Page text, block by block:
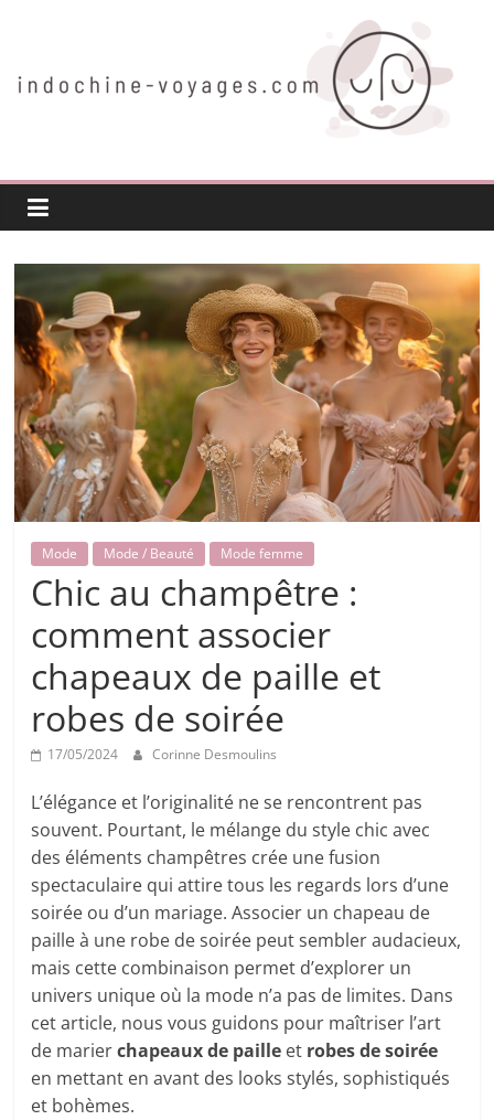
indochine-
voyages.com
Voyager
Mode Mode / Beauté Mode femme
Chic au champêtre :
comment associer
chapeaux de paille et
robes de soirée
17/05/2024 Corinne Desmoulins
L’élégance et l’originalité ne se rencontrent pas
souvent. Pourtant, le mélange du style chic avec
des éléments champêtres crée une fusion
spectaculaire qui attire tous les regards lors d’une
soirée ou d’un mariage. Associer un chapeau de
paille à une robe de soirée peut sembler audacieux,
mais cette combinaison permet d’explorer un
univers unique où la mode n’a pas de limites. Dans
cet article, nous vous guidons pour maîtriser l’art
de marierchapeaux de paille et robes de soirée
en mettant en avant des looks stylés, sophistiqués
et bohèmes.